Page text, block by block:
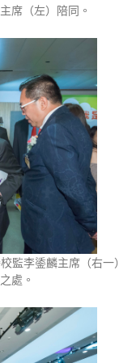
席（左）陪同。
監李鋈麟主席（右一）
處。